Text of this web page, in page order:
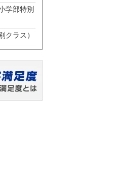
学部特別
クラス）